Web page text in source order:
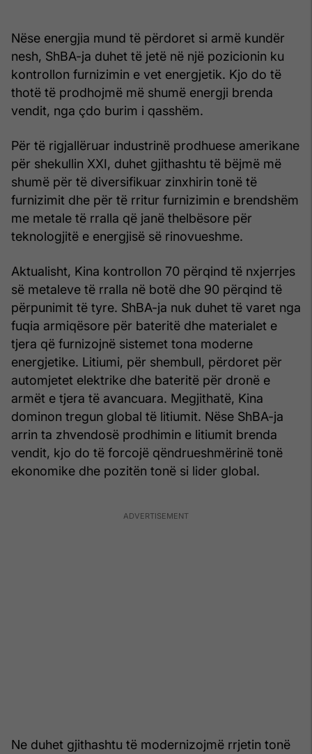
Nëse energjia mund të përdoret si armë kundër
nesh, ShBA-ja duhet të jetë në një pozicionin ku
kontrollon furnizimin e vet energjetik. Kjo do të
thotë të prodhojmë më shumë energji brenda
vendit, nga çdo burim i qasshëm.
Për të rigjallëruar industrinë prodhuese amerikane
për shekullin XXI, duhet gjithashtu të bëjmë më
shumë për të diversifikuar zinxhirin tonë të
furnizimit dhe për të rritur furnizimin e brendshëm
me metale të rralla që janë thelbësore për
teknologjitë e energjisë së rinovueshme.
Aktualisht, Kina kontrollon 70 përqind të nxjerrjes
së metaleve të rralla në botë dhe 90 përqind të
përpunimit të tyre. ShBA-ja nuk duhet të varet nga
fuqia armiqësore për bateritë dhe materialet e
tjera që furnizojnë sistemet tona moderne
energjetike. Litiumi, për shembull, përdoret për
automjetet elektrike dhe bateritë për dronë e
armët e tjera të avancuara. Megjithatë, Kina
dominon tregun global të litiumit. Nëse ShBA-ja
arrin ta zhvendosë prodhimin e litiumit brenda
vendit, kjo do të forcojë qëndrueshmërinë tonë
ekonomike dhe pozitën tonë si lider global.
Ne duhet gjithashtu të modernizojmë rrjetin tonë